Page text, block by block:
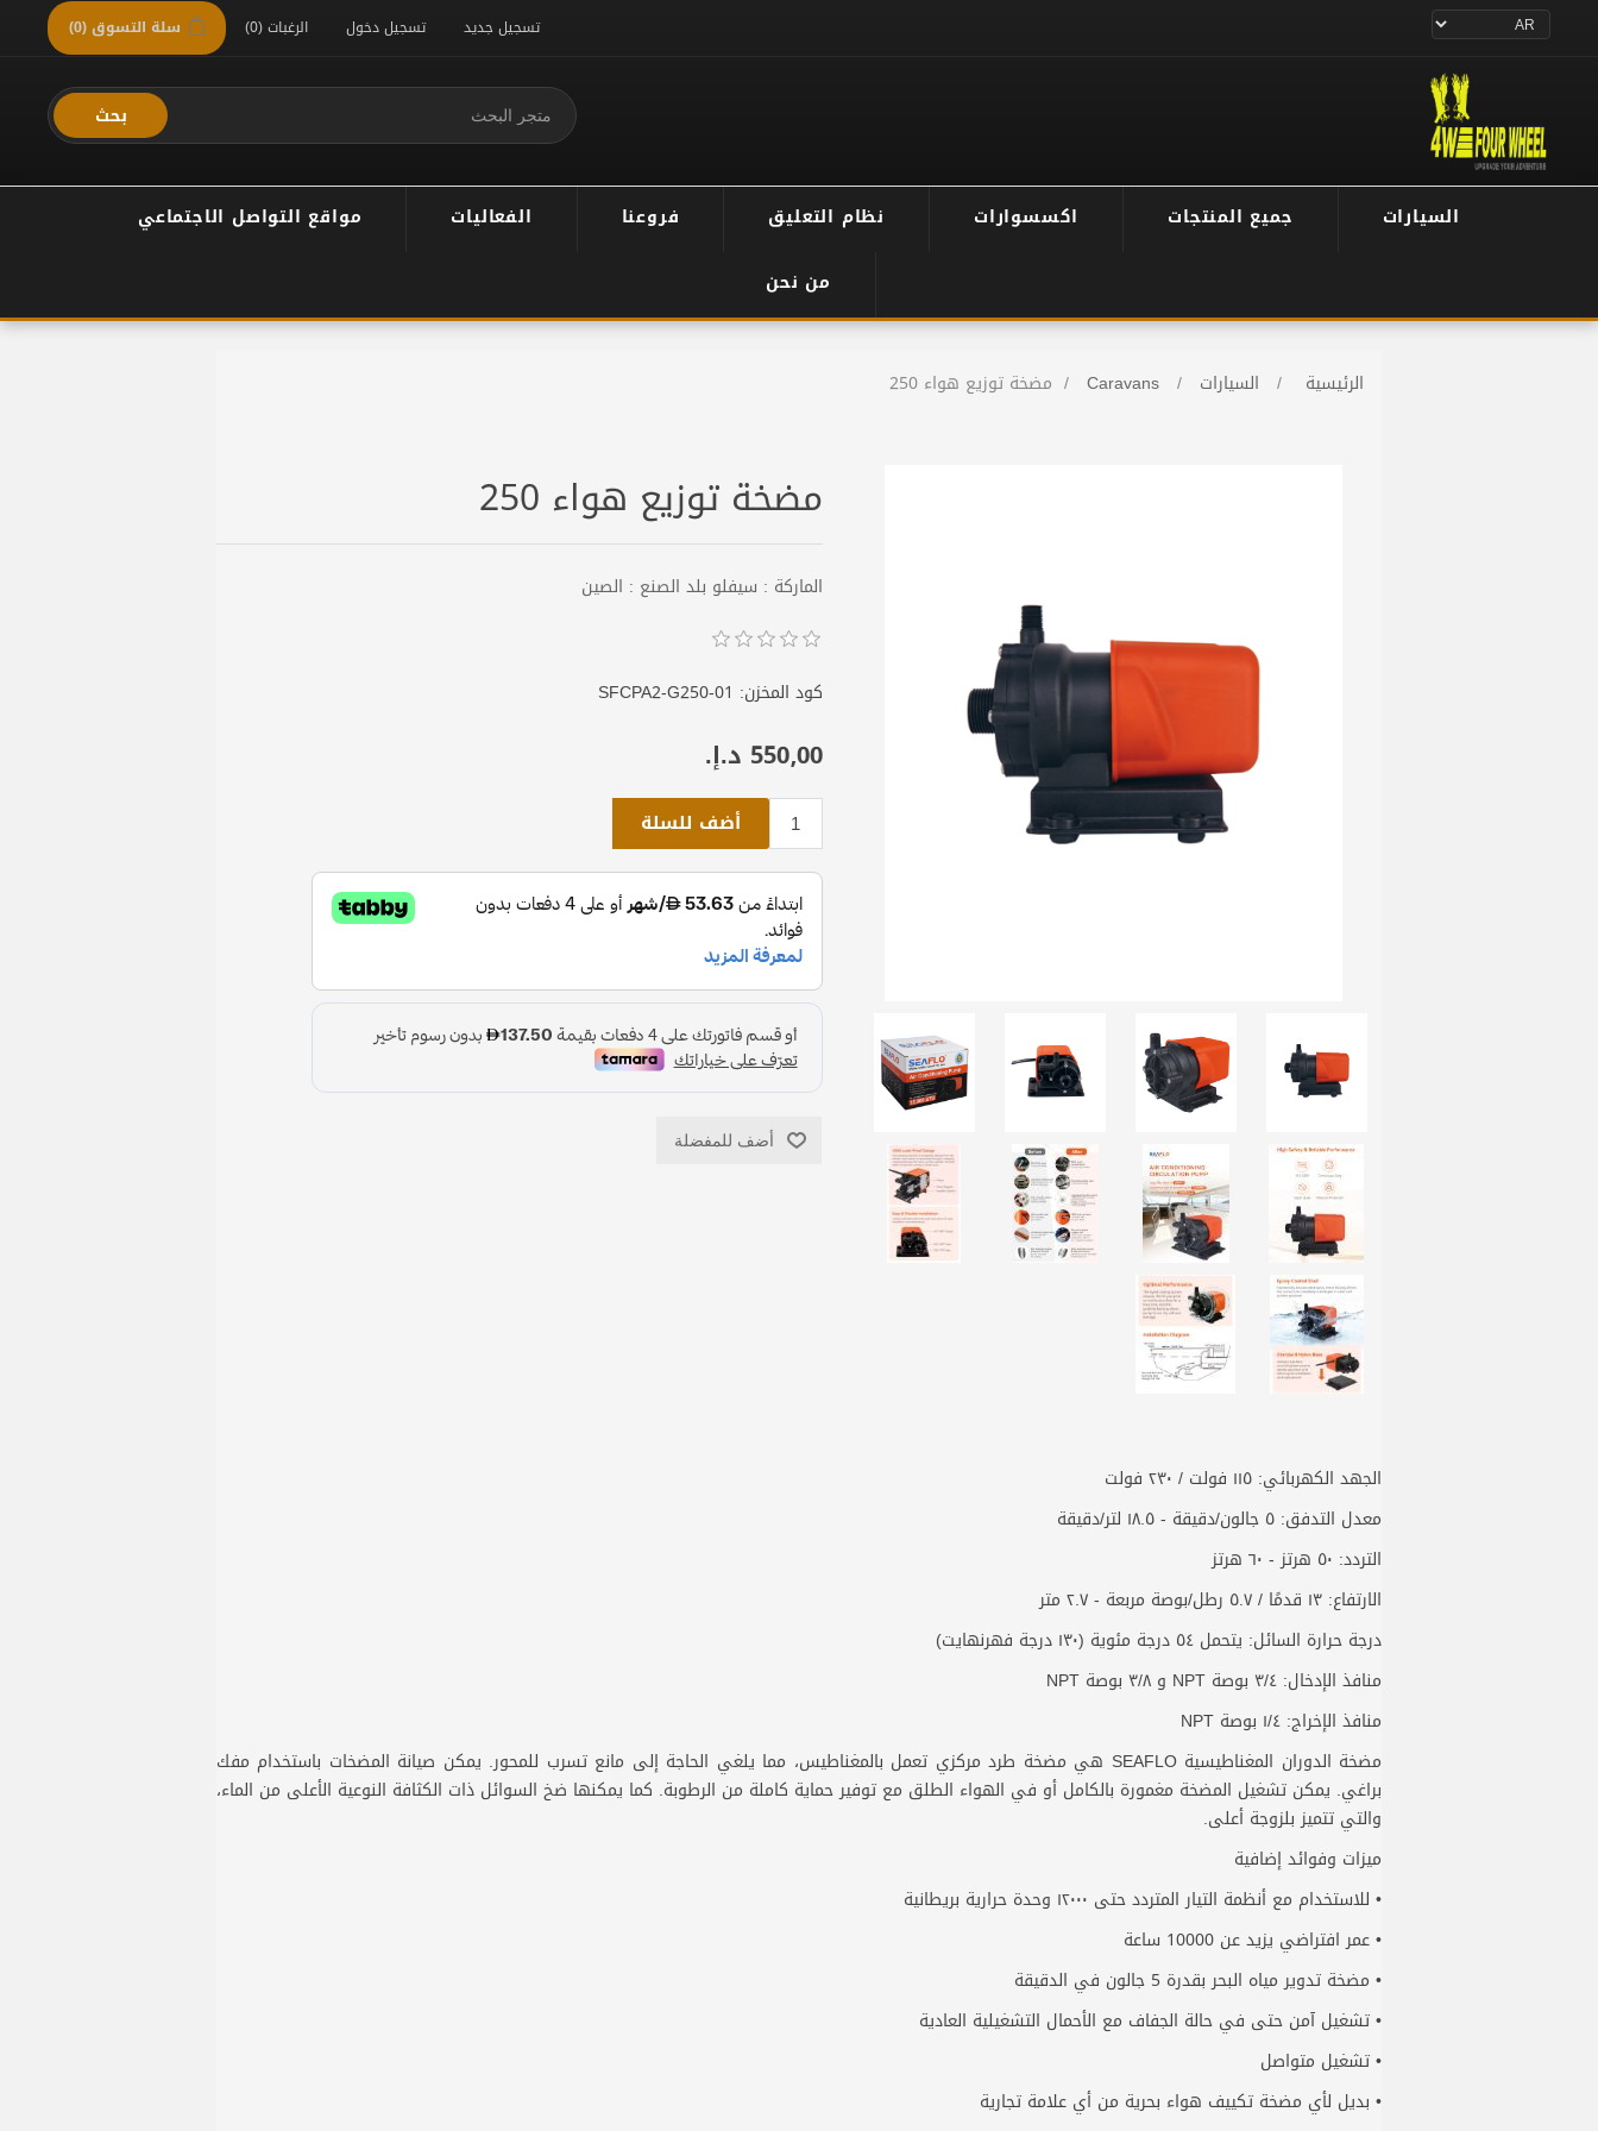
تسجيل جديد تسجيل دخول الرغبات(0) سلة التسوق(0)
بحث
السيارات جميع المنتجات اكسسوارات نظام التعليق فروعنا الفعاليات مواقع التواصل الاجتماعي
من نحن
الرئيسية / السيارات /
Caravans
/ مضخة توزيع هواء 250
مضخة توزيع هواء 250
الماركة : سيفلو بلد الصنع : الصين
كود المخزن: SFCPA2-G250-01
550٫00 د.إ.‏
أضف للسلة
أضف للمفضلة
الجهد الكهربائي: ١١٥ فولت / ٢٣٠ فولت
معدل التدفق: ٥ جالون/دقيقة - ١٨.٥ لتر/دقيقة
التردد: ٥٠ هرتز - ٦٠ هرتز
الارتفاع: ١٣ قدمًا / ٥.٧ رطل/بوصة مربعة - ٢.٧ متر
درجة حرارة السائل: يتحمل ٥٤ درجة مئوية (١٣٠ درجة فهرنهايت)
منافذ الإدخال: ٣/٤ بوصة NPT و ٣/٨ بوصة NPT
منافذ الإخراج: ١/٤ بوصة NPT
مضخة الدوران المغناطيسية SEAFLO هي مضخة طرد مركزي تعمل بالمغناطيس، مما يلغي الحاجة إلى مانع تسرب للمحور. يمكن صيانة المضخات باستخدام مفك
براغي. يمكن تشغيل المضخة مغمورة بالكامل أو في الهواء الطلق مع توفير حماية كاملة من الرطوبة. كما يمكنها ضخ السوائل ذات الكثافة النوعية الأعلى من الماء،
والتي تتميز بلزوجة أعلى.
ميزات وفوائد إضافية
• للاستخدام مع أنظمة التيار المتردد حتى ١٢٠٠٠ وحدة حرارية بريطانية
• عمر افتراضي يزيد عن 10000 ساعة
• مضخة تدوير مياه البحر بقدرة 5 جالون في الدقيقة
• تشغيل آمن حتى في حالة الجفاف مع الأحمال التشغيلية العادية
• تشغيل متواصل
• بديل لأي مضخة تكييف هواء بحرية من أي علامة تجارية